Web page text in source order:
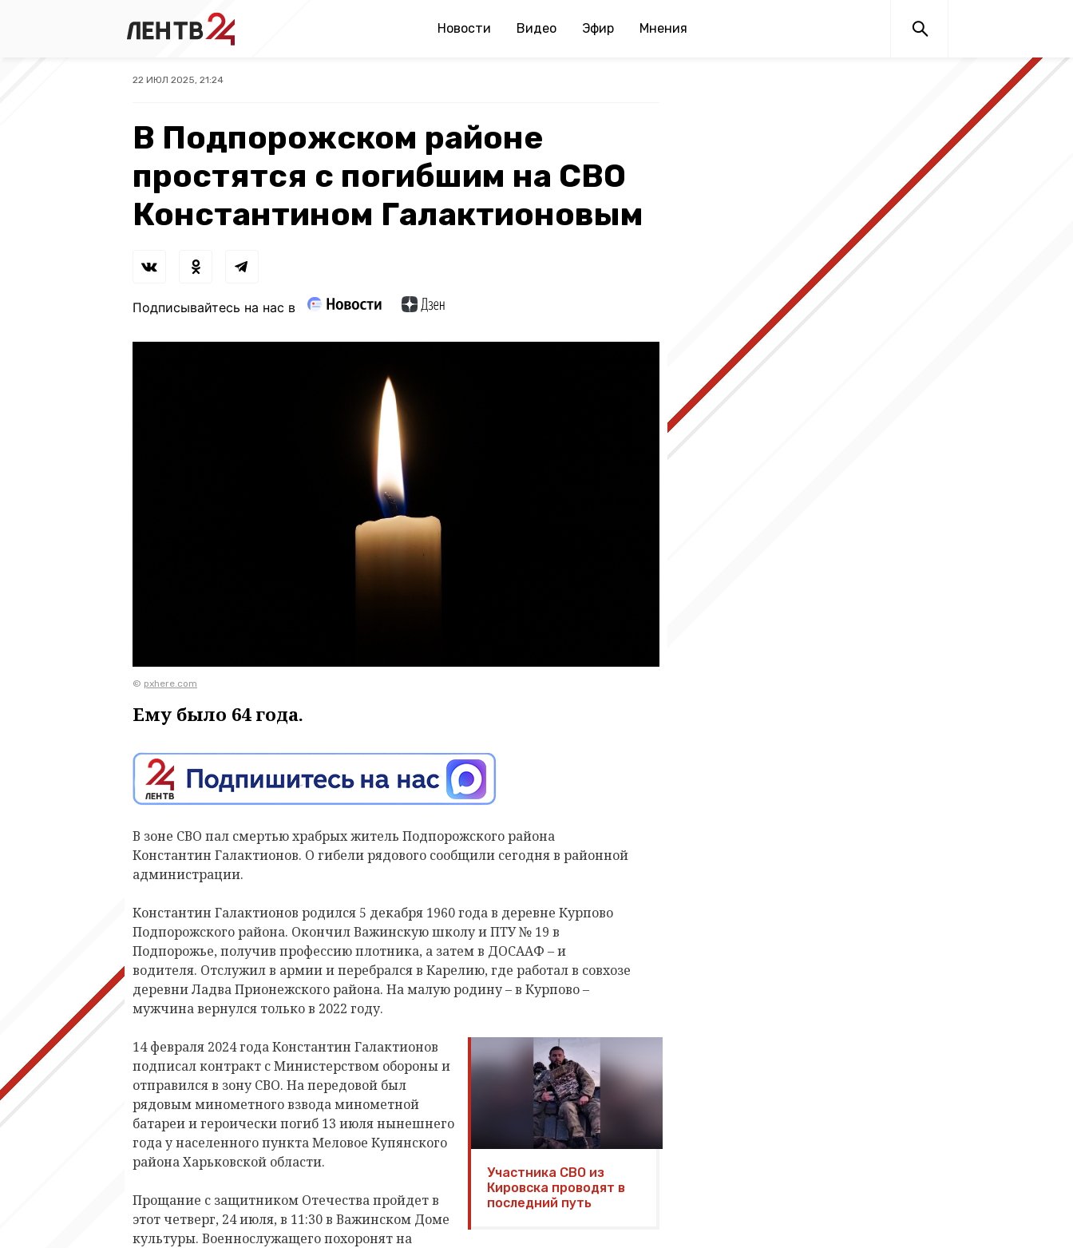
Новости Видео Эфир Мнения
22 ИЮЛ 2025, 21:24
В Подпорожском районе
простятся с погибшим на СВО
Константином Галактионовым
Подписывайтесь на нас в
© pxhere.com
Ему было 64 года.
В зоне СВО пал смертью храбрых житель Подпорожского района
Константин Галактионов. О гибели рядового сообщили сегодня в районной
администрации.
Константин Галактионов родился 5 декабря 1960 года в деревне Курпово
Подпорожского района. Окончил Важинскую школу и ПТУ № 19 в
Подпорожье, получив профессию плотника, а затем в ДОСААФ – и
водителя. Отслужил в армии и перебрался в Карелию, где работал в совхозе
деревни Ладва Прионежского района. На малую родину – в Курпово –
мужчина вернулся только в 2022 году.
Участника СВО из
Кировска проводят в
последний путь
14 февраля 2024 года Константин Галактионов
подписал контракт с Министерством обороны и
отправился в зону СВО. На передовой был
рядовым минометного взвода минометной
батареи и героически погиб 13 июля нынешнего
года у населенного пункта Меловое Купянского
района Харьковской области.
Прощание с защитником Отечества пройдет в
этот четверг, 24 июля, в 11:30 в Важинском Доме
культуры. Военнослужащего похоронят на